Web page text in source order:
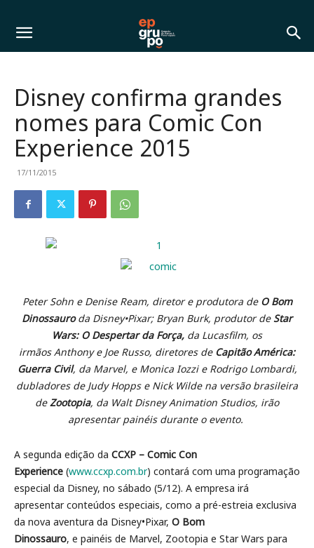
Disney confirma grandes
nomes para Comic Con
Experience 2015
17/11/2015
Peter Sohn e Denise Ream, diretor e produtora de O Bom
Dinossauroda Disney•Pixar; Bryan Burk, produtor de Star
Wars: O Despertar da Força, da Lucasfilm, os
irmãos Anthony e Joe Russo, diretores de Capitão América:
Guerra Civil, da Marvel, e Monica Iozzi e Rodrigo Lombardi,
dubladores de Judy Hopps e Nick Wilde na versão brasileira
deZootopia, da Walt Disney Animation Studios, irão
apresentar painéis durante o evento.
A segunda edição da CCXP – Comic Con
Experience (www.ccxp.com.br) contará com uma programação
especial da Disney, no sábado (5/12). A empresa irá
apresentar conteúdos especiais, como a pré-estreia exclusiva
da nova aventura da Disney•Pixar, O Bom
Dinossauro, e painéis de Marvel, Zootopia e Star Wars para